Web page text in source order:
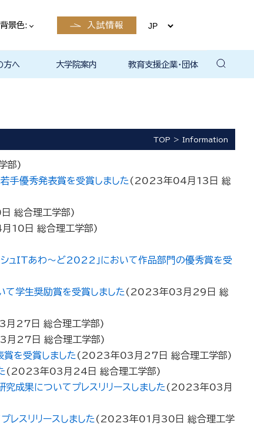
背景色: 入試情報
方へ 大学院案内 教育支援企業・団体
TOP Information
部)
手優秀発表賞を受賞しました ( 2023年04月13日 総
総合理工学部)
10日 総合理工学部)
シュITあわ～ど2022」において作品部門の優秀賞を受
て学生奨励賞を受賞しました ( 2023年03月29日 総
月27日 総合理工学部)
月27日 総合理工学部)
を受賞しました ( 2023年03月27日 総合理工学部)
( 2023年03月24日 総合理工学部)
成果についてプレスリリースしました ( 2023年03月
スリリースしました ( 2023年01月30日 総合理工学